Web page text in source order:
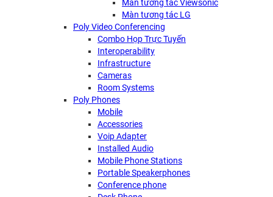
Màn tương tác Viewsonic
Màn tương tác LG
Poly Video Conferencing
Combo Họp Trực Tuyến
Interoperability
Infrastructure
Cameras
Room Systems
Poly Phones
Mobile
Accessories
Voip Adapter
Installed Audio
Mobile Phone Stations
Portable Speakerphones
Conference phone